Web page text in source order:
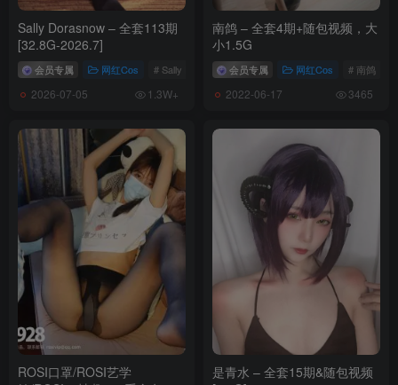
Nyako喵子 NO.025 獣耳彼女2 [200P2V-699MB]
Nyako喵子 NO.024 自拍六连5开胸黑丝自拍 [18P-28MB]
Nyako喵子 NO.023 透明女仆 [50P-129MB]
Nyako喵子 NO.022 水手服自拍 [26P-38MB]
Nyako喵子 NO.021 情人节自拍 [45P-12MB]
Nyako喵子 NO.020 柯杨斯卡娅 [35P-97MB]
Nyako喵子 NO.019 加藤惠泳装 [11P-50MB]
Nyako喵子 NO.018 护士自拍 [18P-29MB]
Nyako喵子 NO.017 高雄爱宕 [21P-28MB]
Nyako喵子 NO.016 爱宕泳装 [25P-31MB]
Nyako喵子 NO.015 爱宕机车 [17P-24MB]
Nyako喵子 NO.014 メイドーさんは働きたくない [127P8V-979MB]
Nyako喵子 NO.013 誰も知らないの大人時間3 [130P5V-649MB]
Nyako喵子 NO.012 誰も知らないの大人時間2 [122P-221MB]
Nyako喵子 NO.011 のんびりした休み時間 [133P4V-623MB]
Nyako喵子 NO.010 &摇摇乐 双人女仆 [120P3V-611MB]
Nyako喵子 NO.009 妄想彼女との同棲生活 [138P5V-662MB]
Sally Dorasnow – 全套113期
[32.8G-2026.7]
会员专属 网红Cos # Sally Dorasnow
2026-07-05 1.3W+
南鸽 – 全套4期+随包视频，大
小1.5G
会员专属 网红Cos # 南鸽
2022-06-17 3465
ROSI口罩/ROSI艺学
是青水 – 全套15期&随包视频